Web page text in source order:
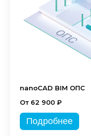
nanoCAD BIM ОПС
От 62 900 ₽
Подробнее